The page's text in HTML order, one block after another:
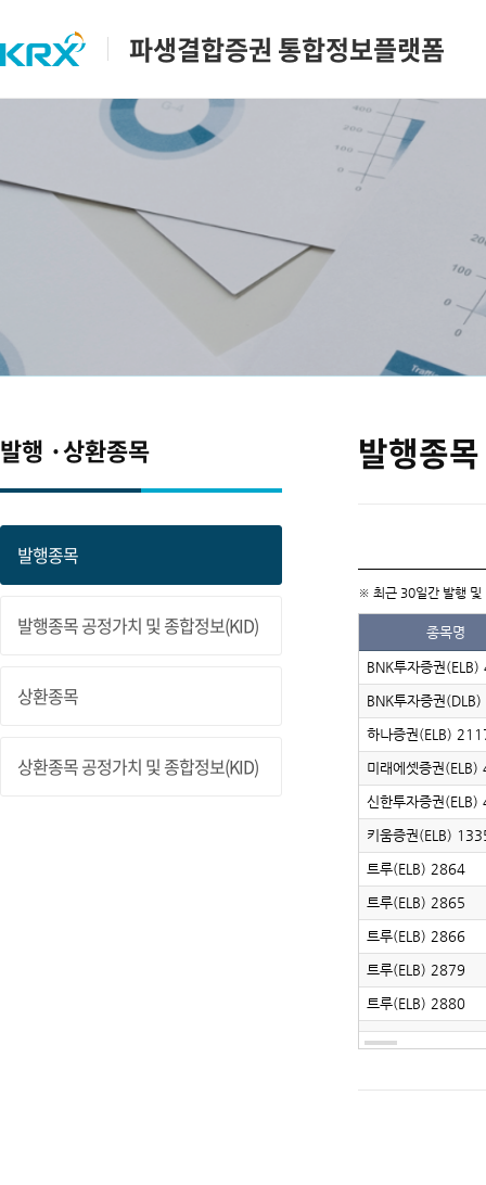
파생결합증권 통합정보플랫폼
발행 ·상환종목
발행종목
발행종목 공정가치 및 종합정보(KID)
상환종목
상환종목 공정가치 및 종합정보(KID)
발행종목